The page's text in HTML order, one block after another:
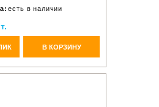
есть в наличии
В КОРЗИНУ